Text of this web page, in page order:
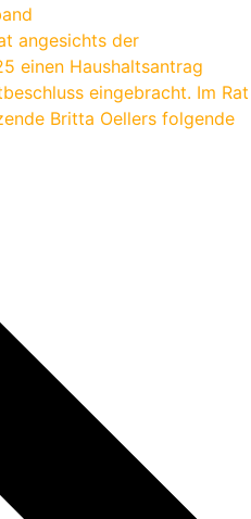
angesichts der
einen Haushaltsantrag
eingebracht. Im Rat
Britta Oellers folgende